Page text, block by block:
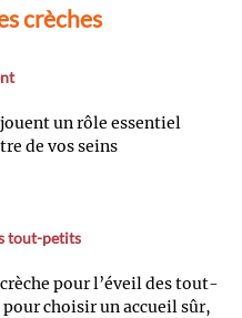
crèches
un rôle essentiel
de vos seins
tout-petits
pour l’éveil des tout-
choisir un accueil sûr,